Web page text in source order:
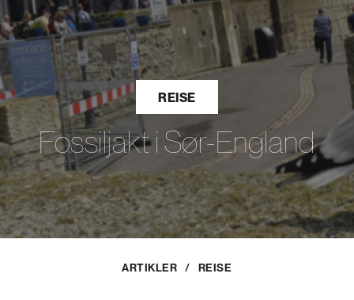
REISE
Fossiljakt i Sør-England
ARTIKLER / REISE